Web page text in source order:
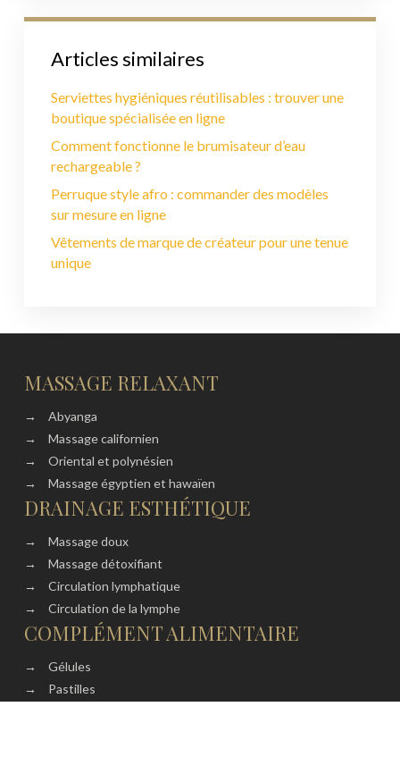
Articles similaires
Serviettes hygiéniques réutilisables : trouver une
boutique spécialisée en ligne
Comment fonctionne le brumisateur d’eau
rechargeable ?
Perruque style afro : commander des modèles
sur mesure en ligne
Vêtements de marque de créateur pour une tenue
unique
MASSAGE RELAXANT
→
Abyanga
→
Massage californien
→
Oriental et polynésien
→
Massage égyptien et hawaïen
DRAINAGE ESTHÉTIQUE
→
Massage doux
→
Massage détoxifiant
→
Circulation lymphatique
→
Circulation de la lymphe
COMPLÉMENT ALIMENTAIRE
→
Gélules
→
Pastilles